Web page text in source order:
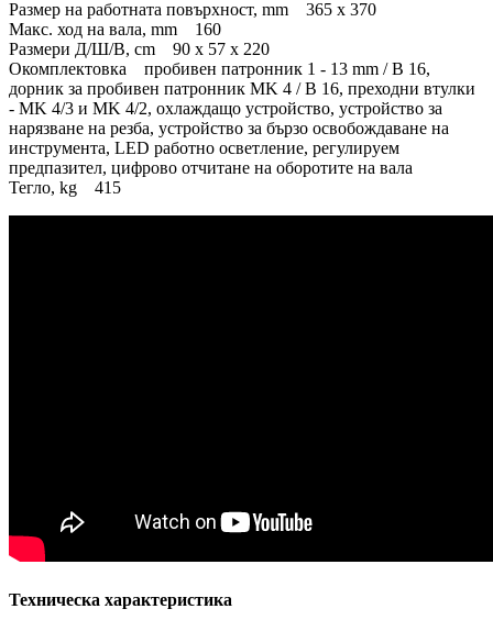
Размер на работната повърхност, mm 365 х 370
Макс. ход на вала, mm 160
Размери Д/Ш/В, cm 90 х 57 х 220
Окомплектовка пробивен патронник 1 - 13 mm / B 16,
дорник за пробивен патронник MK 4 / B 16, преходни втулки
- MK 4/3 и MK 4/2, охлаждащо устройство, устройство за
нарязване на резба, устройство за бързо освобождаване на
инструмента, LED работно осветление, регулируем
предпазител, цифрово отчитане на оборотите на вала
Тегло, kg 415
Техническа характеристика